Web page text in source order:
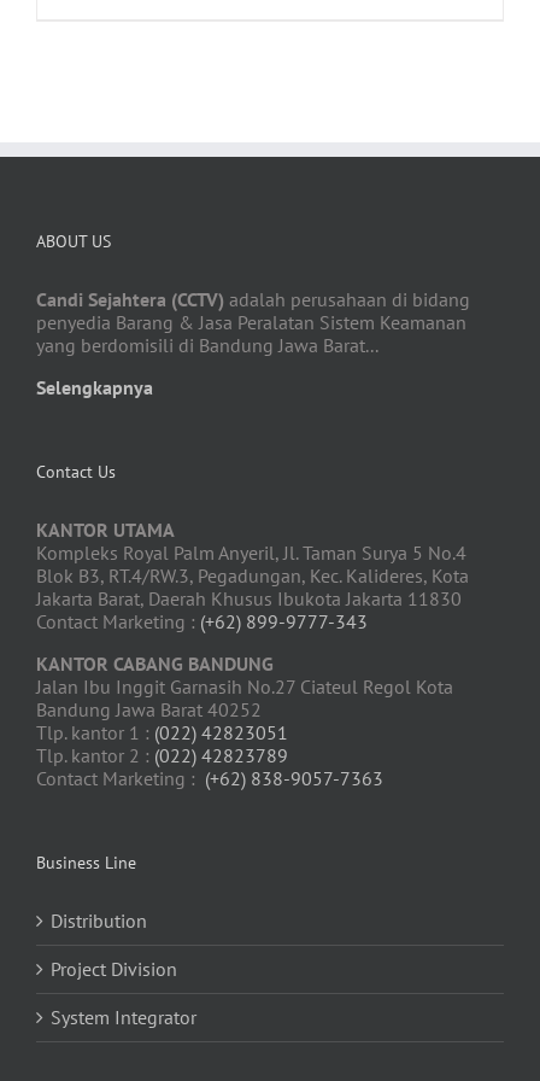
ABOUT US
Candi Sejahtera (CCTV) adalah perusahaan di bidang
penyedia Barang & Jasa Peralatan Sistem Keamanan
yang berdomisili di Bandung Jawa Barat...
Selengkapnya
Contact Us
KANTOR UTAMA
Kompleks Royal Palm Anyeril, Jl. Taman Surya 5 No.4
Blok B3, RT.4/RW.3, Pegadungan, Kec. Kalideres, Kota
Jakarta Barat, Daerah Khusus Ibukota Jakarta 11830
Contact Marketing : (+62) 899-9777-343
KANTOR CABANG BANDUNG
Jalan Ibu Inggit Garnasih No.27 Ciateul Regol Kota
Bandung Jawa Barat 40252
Tlp. kantor 1 : (022) 42823051
Tlp. kantor 2 : (022) 42823789
Contact Marketing : (+62) 838-9057-7363
Business Line
Distribution
Project Division
System Integrator